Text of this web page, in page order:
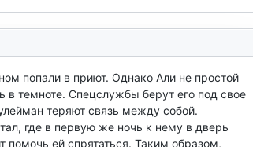
попали в приют. Однако Али не простой
темноте. Спецслужбы берут его под свое
теряют связь между собой.
где в первую же ночь к нему в дверь
помочь ей спрятаться. Таким образом,